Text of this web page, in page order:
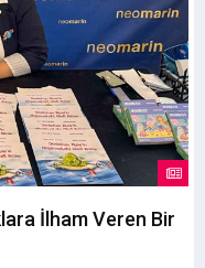
İlham Veren Bir